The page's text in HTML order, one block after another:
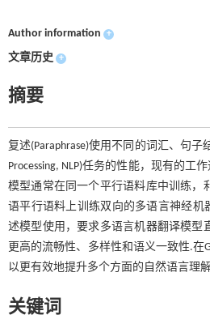
Author information +
文章历史 +
摘要
复述(Paraphrase)使用不同的词汇、句
Processing, NLP)任务的性能，现有的
模型通常在同一个平行语料库中训练，
语平行语料上训练双向的多语言神经机
述模型使用，要求多语言机器翻译模型
更高的流畅性、多样性和语义一致性.在
以更有效地提升多个方面的自然语言理
关键词